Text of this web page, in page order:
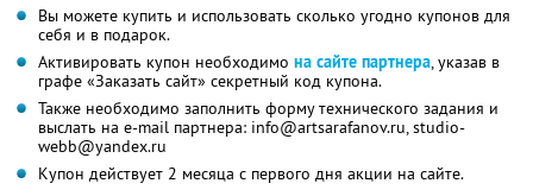
Вы можете купить и использовать сколько угодно купонов для
себя и в подарок.
Активировать купон необходимо на сайте партнера, указав в
графе «Заказать сайт» секретный код купона.
Также необходимо заполнить форму технического задания и
выслать на e-mail партнера: info@artsarafanov.ru, studio-
webb@yandex.ru
Купон действует 2 месяца с первого дня акции на сайте.